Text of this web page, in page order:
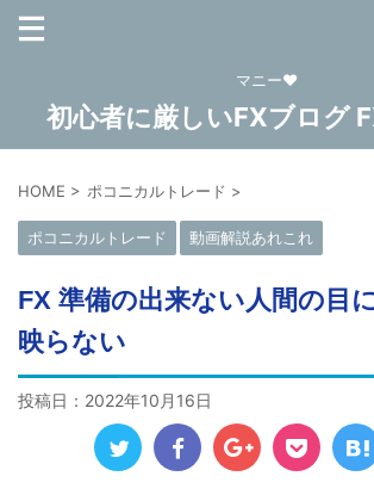
マニー❤
初心者に厳しいFXブログ
HOME > ポコニカルトレード >
ポコニカルトレード 動画解説あれこれ
FX 準備の出来ない人間の目
映らない
投稿日： 2022年10月16日